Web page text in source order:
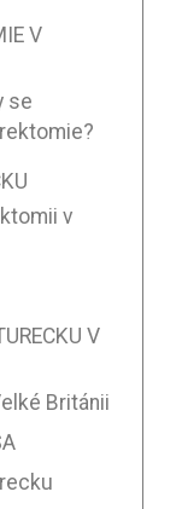
V
se
v
V
Británii